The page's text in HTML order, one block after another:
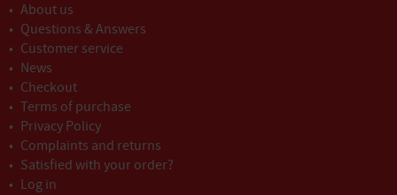
About us
Questions & Answers
Customer service
News
Checkout
Terms of purchase
Privacy Policy
Complaints and returns
Satisfied with your order?
Log in